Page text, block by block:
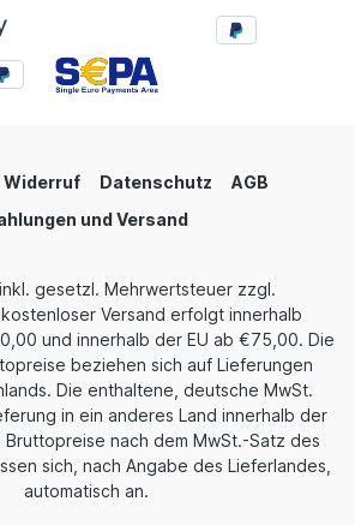
Widerruf Datenschutz
AGB
und Versand
gesetzl. Mehrwertsteuer zzgl.
, kostenloser Versand erfolgt innerhalb
und innerhalb der EU ab €75,00. Die
beziehen sich auf Lieferungen
Die enthaltene, deutsche MwSt.
in ein anderes Land innerhalb der
Bruttopreise nach dem MwSt.-Satz des
sich, nach Angabe des Lieferlandes,
automatisch an.